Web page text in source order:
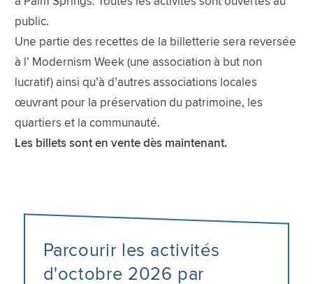
public.
Une partie des recettes de la billetterie sera reversée
à l’ Modernism Week (une association à but non
lucratif) ainsi qu’à d’autres associations locales
œuvrant pour la préservation du patrimoine, les
quartiers et la communauté.
Les billets sont en vente dès maintenant.
Parcourir les activités
d'octobre 2026 par